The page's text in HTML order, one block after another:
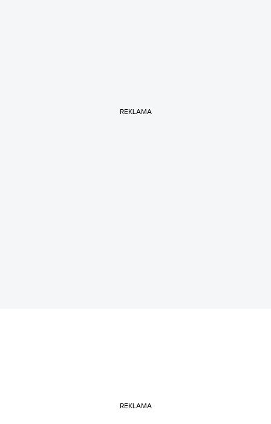
REKLAMA
REKLAMA